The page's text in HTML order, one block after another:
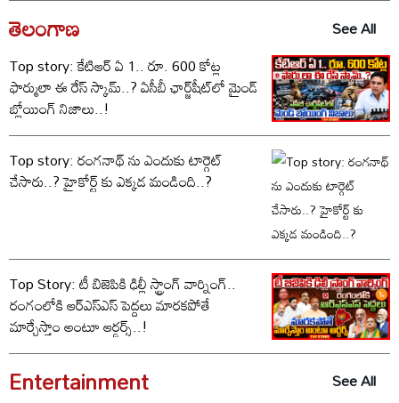
తెలంగాణ
See All
Top story: కేటిఆర్ ఏ 1.. రూ. 600 కోట్ల
ఫార్ములా ఈ రేస్ స్కామ్..? ఏసీబీ ఛార్జ్‌షీట్‌లో మైండ్
బ్లోయింగ్ నిజాలు..!
Top story: రంగనాథ్ ను ఎందుకు టార్గెట్
చేసారు..? హైకోర్ట్ కు ఎక్కడ మండింది..?
Top Story: టీ బిజెపికి ఢిల్లీ స్ట్రాంగ్ వార్నింగ్..
రంగంలోకి ఆర్ఎస్ఎస్ పెద్దలు మారకపోతే
మార్చేస్తాం అంటూ ఆర్డర్స్..!
Entertainment
See All